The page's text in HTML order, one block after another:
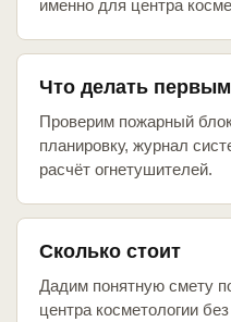
именно для центра
Что делать первым
Проверим пожарный
планировку, журнал
расчёт огнетушителей.
Сколько стоит
Дадим понятную смету
центра косметологии